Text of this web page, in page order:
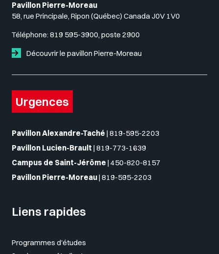
Pavillon Pierre-Moreau
58, rue Principale, Ripon (Québec) Canada J0V 1V0
Téléphone: 819 595-3900, poste 2900
Découvrir le pavillon Pierre-Moreau
Urgences
Pavillon Alexandre-Taché | 819-595-2203
Pavillon Lucien-Brault | 819-773-1639
Campus de Saint-Jérôme | 450-820-8157
Pavillon Pierre-Moreau| 819-595-2203
Liens rapides
Programmes d'études